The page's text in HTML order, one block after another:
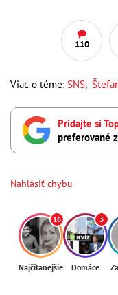
110
Viac o téme: SNS,
Pridajte si
preferované
Nahlásiť chybu
16
Najčítanejšie
3
Domáce